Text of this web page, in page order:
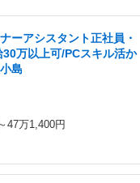
ーアシスタント正社員・
万以上可/PCスキル活か
島
47万1,400円